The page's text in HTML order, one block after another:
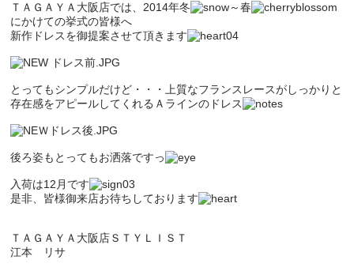
ＴＡＧＡＹＡ大阪店では、2014年冬
～春
にかけての挙式の皆様へ
新作ドレスを御提案させて頂きます
とってもシンプルだけど・・・上質なフランスレースがしっかりと
存在感をアピールしてくれるＡラインのドレス
後ろ姿もとってもお洒落ですっ
入荷は12月です
是非、皆様御来店お待ちしております
ＴＡＧＡＹＡ大阪店ＳＴＹＬＩＳＴ
江本 リサ